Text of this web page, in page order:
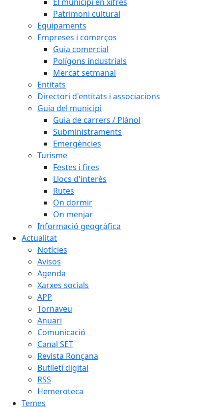
Patrimoni cultural
Equipaments
Empreses i comerços
Guia comercial
Polígons industrials
Mercat setmanal
Entitats
Directori d'entitats i associacions
Guia del municipi
Guia de carrers / Plànol
Subministraments
Emergències
Turisme
Festes i fires
Llocs d'interès
Rutes
On dormir
On menjar
Informació geogràfica
Actualitat
Notícies
Avisos
Agenda
Xarxes socials
APP
Tornaveu
Anuari
Comunicació
Canal SET
Revista Ronçana
Butlletí digital
RSS
Hemeroteca
Temes